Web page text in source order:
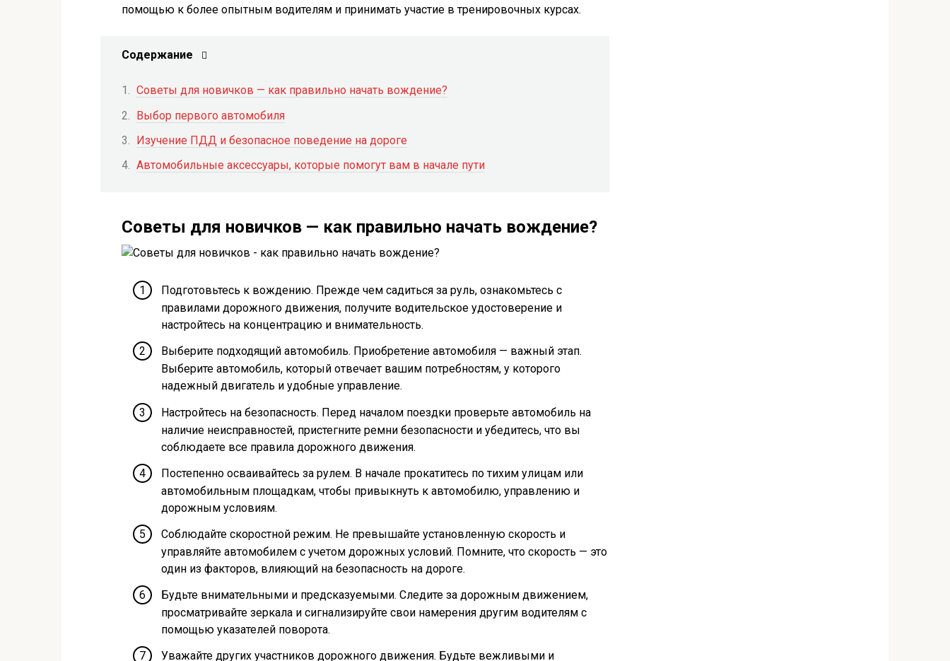
помощью к более опытным водителям и принимать участие в тренировочных курсах.
Содержание
Советы для новичков — как правильно начать вождение?
Выбор первого автомобиля
Изучение ПДД и безопасное поведение на дороге
Автомобильные аксессуары, которые помогут вам в начале пути
Советы для новичков — как правильно начать вождение?
Подготовьтесь к вождению. Прежде чем садиться за руль, ознакомьтесь с
правилами дорожного движения, получите водительское удостоверение и
настройтесь на концентрацию и внимательность.
Выберите подходящий автомобиль. Приобретение автомобиля — важный этап.
Выберите автомобиль, который отвечает вашим потребностям, у которого
надежный двигатель и удобные управление.
Настройтесь на безопасность. Перед началом поездки проверьте автомобиль на
наличие неисправностей, пристегните ремни безопасности и убедитесь, что вы
соблюдаете все правила дорожного движения.
Постепенно осваивайтесь за рулем. В начале прокатитесь по тихим улицам или
автомобильным площадкам, чтобы привыкнуть к автомобилю, управлению и
дорожным условиям.
Соблюдайте скоростной режим. Не превышайте установленную скорость и
управляйте автомобилем с учетом дорожных условий. Помните, что скорость — это
один из факторов, влияющий на безопасность на дороге.
Будьте внимательными и предсказуемыми. Следите за дорожным движением,
просматривайте зеркала и сигнализируйте свои намерения другим водителям с
помощью указателей поворота.
Уважайте других участников дорожного движения. Будьте вежливыми и